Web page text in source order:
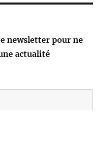
newsletter pour ne
actualité